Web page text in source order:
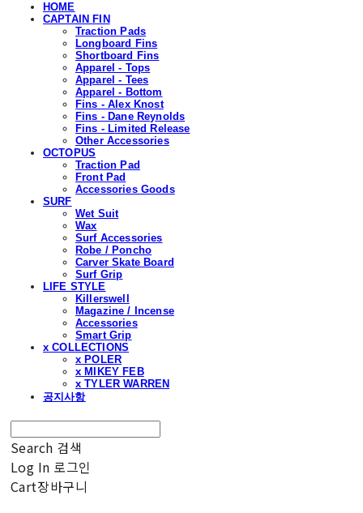
HOME
CAPTAIN FIN
Traction Pads
Longboard Fins
Shortboard Fins
Apparel - Tops
Apparel - Tees
Apparel - Bottom
Fins - Alex Knost
Fins - Dane Reynolds
Fins - Limited Release
Other Accessories
OCTOPUS
Traction Pad
Front Pad
Accessories Goods
SURF
Wet Suit
Wax
Surf Accessories
Robe / Poncho
Carver Skate Board
Surf Grip
LIFE STYLE
Killerswell
Magazine / Incense
Accessories
Smart Grip
x COLLECTIONS
x POLER
x MIKEY FEB
x TYLER WARREN
공지사항
Search 검색
Log In 로그인
Cart장바구니